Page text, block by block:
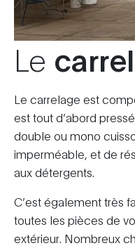
Le
Le carrelage est
est tout d’abord
double ou mono
imperméable, et de
aux détergents.
C’est également très
toutes les pièces de
extérieur. Nombreux